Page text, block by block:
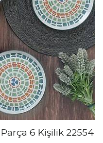
Parça 6 Kişilik 22554